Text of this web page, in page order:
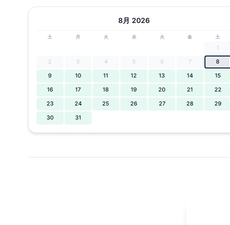
8月 2026
土 月 火 水 火 金 土
1
2
3 4 5 6 7
8
9
10 11 12 13 14
15
16
17 18 19 20 21
22
23
24 25 26 27 28
29
30
31